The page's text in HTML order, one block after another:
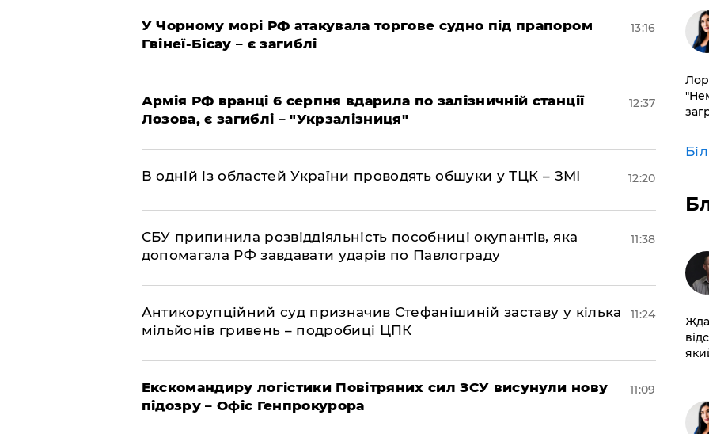
У Чорному морі РФ атакувала торгове судно під прапором
Гвінеї-Бісау – є загиблі
13:16
Армія РФ вранці 6 серпня вдарила по залізничній станції
Лозова, є загиблі – "Укрзалізниця"
12:37
В одній із областей України проводять обшуки у ТЦК – ЗМІ 12:20
СБУ припинила розвіддіяльність пособниці окупантів, яка
допомагала РФ завдавати ударів по Павлограду
11:38
Антикорупційний суд призначив Стефанішиній заставу у кілька
мільйонів гривень – подробиці ЦПК
11:24
Екскомандиру логістики Повітряних сил ЗСУ висунули нову
підозру – Офіс Генпрокурора
11:09